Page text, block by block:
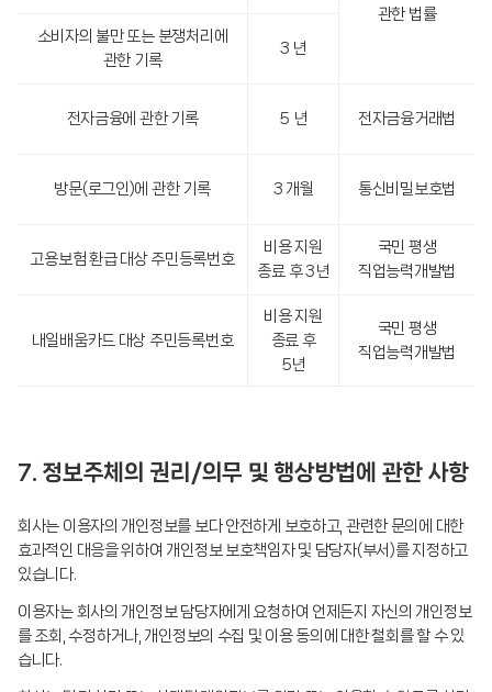
관한 법률
소비자의 불만 또는 분쟁처리에
관한 기록
3 년
전자금융에 관한 기록 5 년 전자금융거래법
방문(로그인)에 관한 기록 3 개월 통신비밀보호법
고용보험 환급 대상 주민등록번호
비용 지원
종료 후 3년
국민 평생
직업능력개발법
내일배움카드 대상 주민등록번호
비용 지원
종료 후
5년
국민 평생
직업능력개발법
7. 정보주체의 권리/의무 및 행상방법에 관한 사항
회사는 이용자의 개인정보를 보다 안전하게 보호하고, 관련한 문의에 대한
효과적인 대응을 위하여 개인정보 보호책임자 및 담당자(부서)를 지정하고
있습니다.
이용자는 회사의 개인정보 담당자에게 요청하여 언제든지 자신의 개인정보
를 조회, 수정하거나, 개인정보의 수집 및 이용 동의에 대한 철회를 할 수 있
습니다.